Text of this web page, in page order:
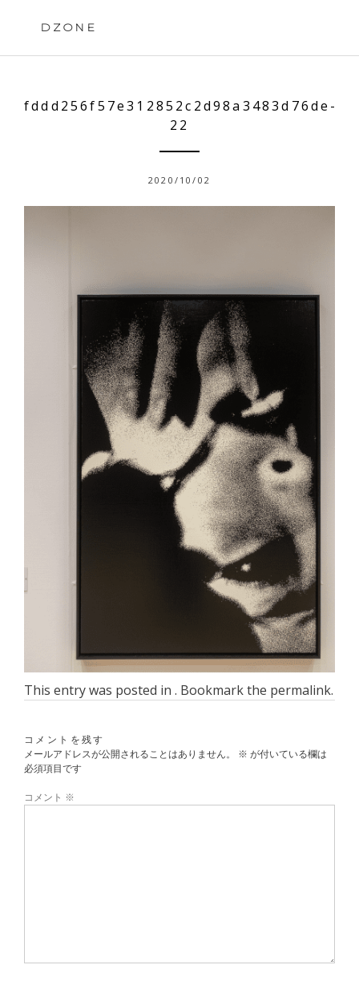
DZONE
fddd256f57e312852c2d98a3483d76de-
22
2020/10/02
This entry was posted in . Bookmark the permalink.
コメントを残す
メールアドレスが公開されることはありません。
※ が付いている欄は
必須項目です
コメント ※